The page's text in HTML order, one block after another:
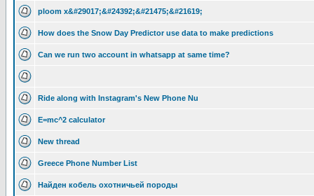
ploom x&#29017;&#24392;&#21475;&#21619;
How does the Snow Day Predictor use data to make predictions
Can we run two account in whatsapp at same time?
Ride along with Instagram's New Phone Nu
E=mc^2 calculator
New thread
Greece Phone Number List
Найден кобель охотничьей породы